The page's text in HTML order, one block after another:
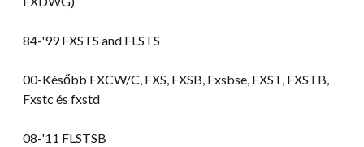
84-'99 FXSTS and FLSTS
00-Később FXCW/C, FXS, FXSB, Fxsbse, FXST, FXSTB,
Fxstc és fxstd
08-'11 FLSTSB